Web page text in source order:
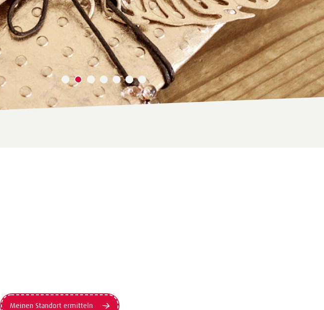
Meinen Standort ermitteln